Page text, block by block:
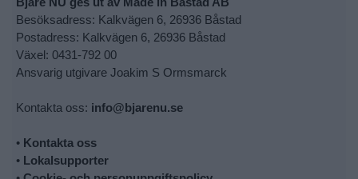
Besöksadress: Kalkvägen 6, 26936 Båstad
Postadress: Kalkvägen 6, 26936 Båstad
Växel: 0431-792 00
Ansvarig utgivare Joakim S Ormsmarck
Kontakta oss: info@bjarenu.se
• Kontakta oss
• Lokalsupporter